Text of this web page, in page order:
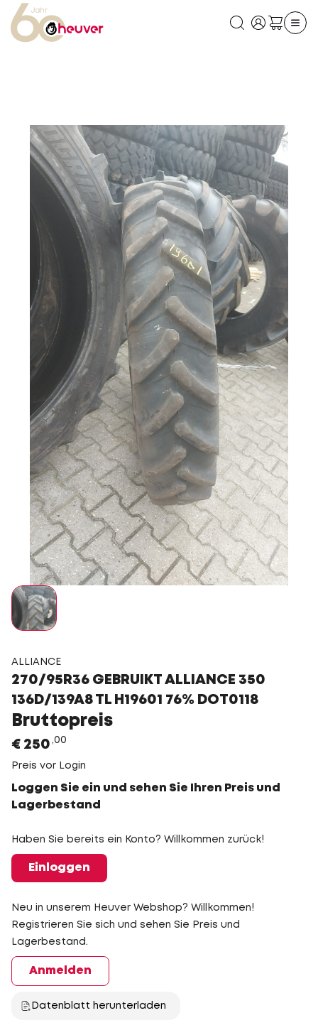
ALLIANCE
270/95R36 GEBRUIKT ALLIANCE 350
136D/139A8 TL H19601 76% DOT0118
Bruttopreis
€ 250 00
Preis vor Login
Loggen Sie ein und sehen Sie Ihren Preis und
Lagerbestand
Haben Sie bereits ein Konto? Willkommen zurück!
Einloggen
Neu in unserem Heuver Webshop? Willkommen!
Registrieren Sie sich und sehen Sie Preis und
Lagerbestand.
Anmelden
Datenblatt herunterladen